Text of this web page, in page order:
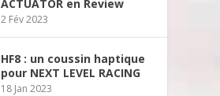
ACTUATOR en Review
2 Fév 2023
HF8 : un coussin haptique
pour NEXT LEVEL RACING
18 Jan 2023